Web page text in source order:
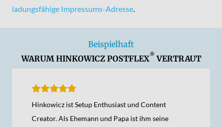
ladungsfähige Impressums-Adresse.
Beispielhaft
WARUM HINKOWICZ POSTFLEX® VERTRAUT
Hinkowicz ist Setup Enthusiast und Content
Creator. Als Ehemann und Papa ist ihm seine